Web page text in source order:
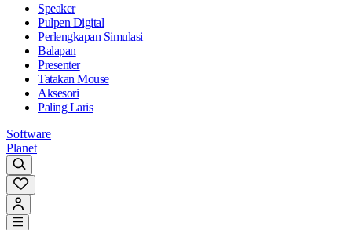
Speaker
Pulpen Digital
Perlengkapan Simulasi
Balapan
Presenter
Tatakan Mouse
Aksesori
Paling Laris
Software
Planet